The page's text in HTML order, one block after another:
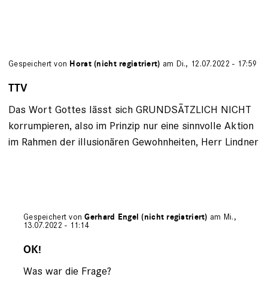
Gespeichert von Horst (nicht registriert) am Di., 12.07.2022 - 17:59
TTV
Das Wort Gottes lässt sich GRUNDSÄTZLICH NICHT
korrumpieren, also im Prinzip nur eine sinnvolle Aktion
im Rahmen der illusionären Gewohnheiten, Herr Lindner
Gespeichert vonGerhard Engel (nicht registriert) am Mi.,
13.07.2022 - 11:14
auf
Horst
OK!
Was war die Frage?